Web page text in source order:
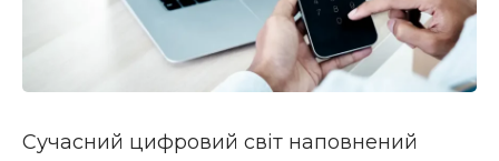
Сучасний цифровий світ наповнений